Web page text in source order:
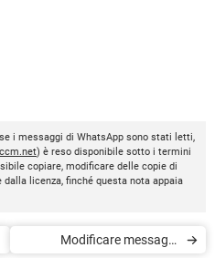
i messaggi di WhatsApp sono stati letti,
) è reso disponibile sotto i termini
copiare, modificare delle copie di
licenza, finché questa nota appaia
Modificare messaggi